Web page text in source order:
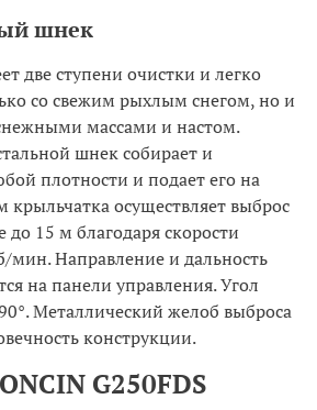
шнек
две ступени очистки и легко
со свежим рыхлым снегом, но и
массами и настом.
шнек собирает и
плотности и подает его на
крыльчатка осуществляет выброс
до 15 м благодаря скорости
мин. Направление и дальность
на панели управления. Угол
Металлический желоб выброса
конструкции.
G250FDS